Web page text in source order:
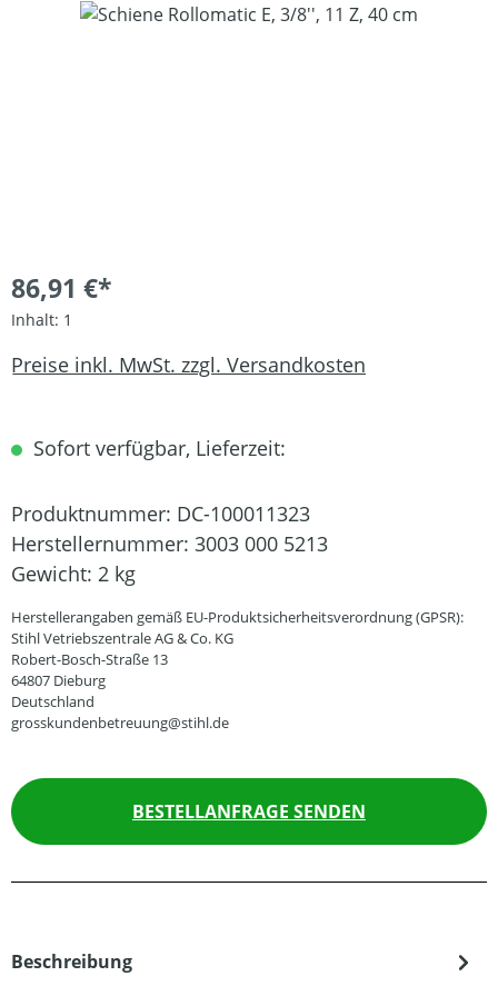
Bildergalerie überspringen
86,91 €*
Inhalt: 1
Preise inkl. MwSt. zzgl. Versandkosten
Sofort verfügbar, Lieferzeit:
Produktnummer: DC-100011323
Herstellernummer: 3003 000 5213
Gewicht: 2 kg
Herstellerangaben gemäß EU-Produktsicherheitsverordnung (GPSR):
Stihl Vetriebszentrale AG & Co. KG
Robert-Bosch-Straße 13
64807 Dieburg
Deutschland
grosskundenbetreuung@stihl.de
BESTELLANFRAGE SENDEN
Beschreibung